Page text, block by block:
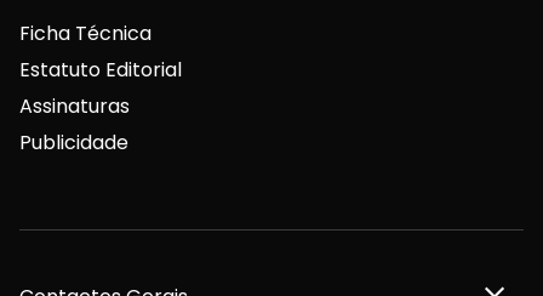
Ficha Técnica
Estatuto Editorial
Assinaturas
Publicidade